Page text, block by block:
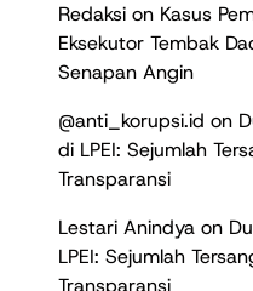
Redaksi on Kasus
Eksekutor Tembak
Senapan Angin
@anti_korupsi.id on
di LPEI: Sejumlah
Transparansi
Lestari Anindya on
LPEI: Sejumlah
Transparansi